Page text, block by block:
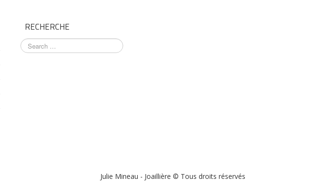
RECHERCHE
Julie Mineau - Joaillière © Tous droits réservés